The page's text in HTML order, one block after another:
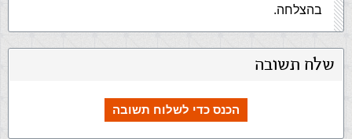
בהצלחה.
שלח תשובה
הכנס כדי לשלוח תשובה